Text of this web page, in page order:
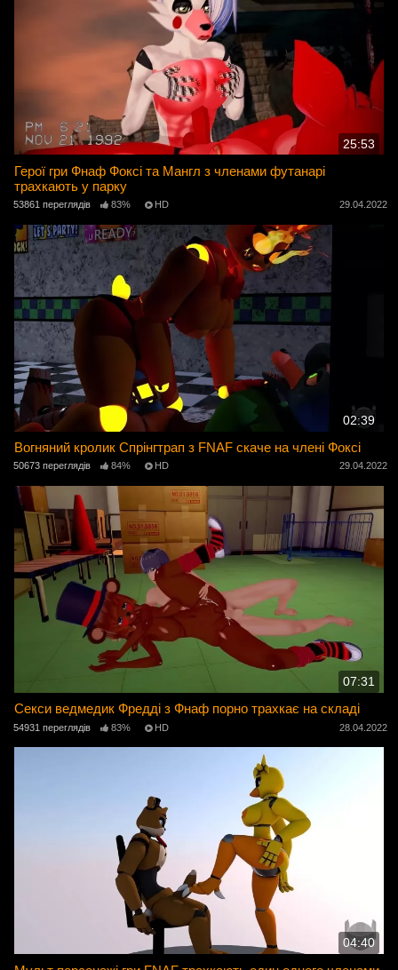
25:53
Герої гри Фнаф Фоксі та Мангл з членами футанарі
трахкають у парку
53861 переглядів 83% HD 29.04.2022
02:39
Вогняний кролик Спрінгтрап з FNAF скаче на члені Фоксі
50673 переглядів 84% HD 29.04.2022
07:31
Секси ведмедик Фредді з Фнаф порно трахкає на складі
54931 переглядів 83% HD 28.04.2022
04:40